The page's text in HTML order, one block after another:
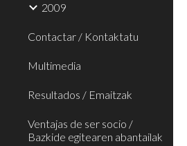
2009
Contactar / Kontaktatu
Multimedia
Resultados / Emaitzak
Ventajas de ser socio /
Bazkide egitearen abantailak